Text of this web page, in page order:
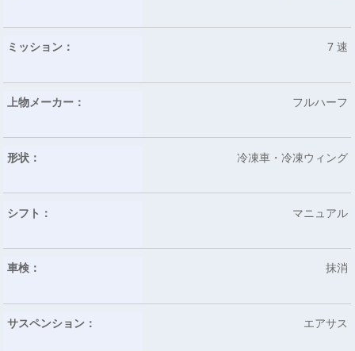
ミッション： 7 速
上物メーカー： フルハーフ
形状： 冷凍車・冷凍ウィング
シフト： マニュアル
車検： 抹消
サスペンション： エアサス